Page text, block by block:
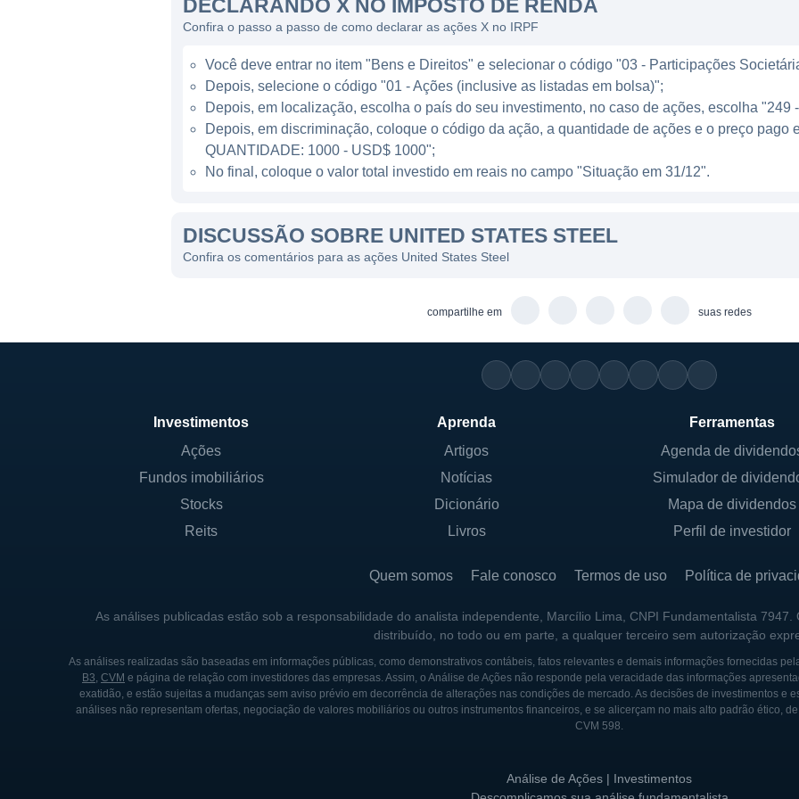
A U.S. Steel opera várias usinas de fabricação situadas em locais estratégicos, onde
fabricação e a utilizar materiais reciclados para a produção de aço, respondendo
produtos mais sustentáveis e que respeitem o meio ambiente.
LINHAS DE NEGÓCIOS E MERCADOS
A empresa possui duas divisões principais: a divisão de Produtos Planos e a divisão
principalmente na indústria automotiva e na construção. Por outro lado, a divisão de
especializada na produção de tubos, perfis e barras, que são utilizados em setores
Além disso, a U.S. Steel fornece produtos para mercados internacionais, expandindo
empresa tem se esforçado para se manter competitiva em um ambiente de mercado
constantemente novas oportunidades para atender a demanda mundial por aço e
CONTROLADORES E SÓCIOS
A United States Steel Corporation é uma empresa pública listada na Bolsa de
significa que ela é controlada por acionistas que possuem ações da empresa. A
supervisionada por um conselho de administração, cujos membros incluem tanto
financeiras e fundos de investimento frequentemente detêm participações
Adicionalmente, a U.S. Steel mantém diversos acordos e parcerias com outras
serviços e tecnologia que ajudam a apoiar suas operações e expansão no mercado.
stakeholders é uma parte fundamental da estratégia da U.S. Steel para manter seu
garantir a criação de valor a longo prazo para seus acionistas.
A história da U.S. Steel remonta ao início do século XX, quando o aço se tornou um
DECLARANDO X NO IMPOSTO DE RENDA
Confira o passo a passo de como declarar as ações X no IRPF
Você deve entrar no item "Bens e Direitos" e selecionar o código "03 - Participações
Depois, selecione o código "01 - Ações (inclusive as listadas em bolsa)";
Depois, em localização, escolha o país do seu investimento, no caso de ações, escolha "249
Depois, em discriminação, coloque o código da ação, a quantidade de ações e o preço pago
QUANTIDADE: 1000 - USD$ 1000";
No final, coloque o valor total investido em reais no campo "Situação em 31/12".
DISCUSSÃO SOBRE UNITED STATES STEEL
Confira os comentários para as ações United States Steel
compartilhe em suas redes
Investimentos
Ações
Fundos imobiliários
Stocks
Reits
Aprenda
Artigos
Notícias
Dicionário
Livros
Ferramentas
Agenda de
Simulador de
Mapa de dividendos
Perfil de investidor
Quem somos Fale conosco Termos de uso Política de
As análises publicadas estão sob a responsabilidade do analista independente, Marcílio Lima, CNPI Fundamentalista
distribuído, no todo ou em parte, a qualquer terceiro sem autorização
As análises realizadas são baseadas em informações públicas, como demonstrativos contábeis, fatos relevantes e demais informações fornecidas
B3, CVM e página de relação com investidores das empresas. Assim, o Análise de Ações não responde pela veracidade das informações
exatidão, e estão sujeitas a mudanças sem aviso prévio em decorrência de alterações nas condições de mercado. As decisões de investimentos e
análises não representam ofertas, negociação de valores mobiliários ou outros instrumentos financeiros, e se alicerçam no mais alto padrão ético,
CVM 598.
Análise de Ações | Investimentos